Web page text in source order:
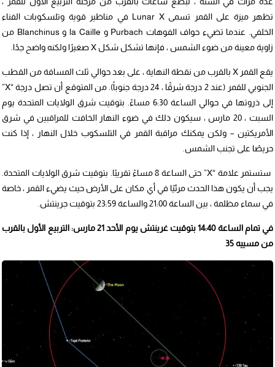
تظهر ميزة على القمر تسمى Lunar X في مناظير قوية وتلسكوبات الفناء
الخلفي. عندما تضيء حواف الفوهات Purbach و la Caille و Blanchinus من
زاوية معينة من ضوء الشمس ، فإنها تشكل شكل X صغيرًا ولكنه واضح جدًا.
يقع القمر X بالقرب من نقطة النهاية ، على بعد حوالي ثلث المسافة من القطب
الجنوبي للقمر (عند 2 درجة شرقًا ، 24 درجة جنوباً). من المتوقع أن تصل درجة “X”
إلى ذروتها في حوالي الساعة 6:30 مساءً. بتوقيت شرق الولايات المتحدة يوم
السبت ، 20 مارس ، سيكون ذلك في ضوء النهار الخافت للمراقبين في شرق
الأمريكتين – ولكن يمكنك مراقبة القمر في التلسكوب خلال النهار ، إذا كنت
حريصًا على تجنب الشمس.
ستستمر علامة “X” حتى الساعة 8 مساءً تقريبًا. بتوقيت شرق الولايات المتحدة.
يجب أن يكون هذا الحدث مرئيًا في أي مكان على الأرض حيث يضيء القمر ، خاصة
في سماء مظلمة ، بين الساعة 21:00 والساعة 23:59 بتوقيت جرينتش.
في تمام الساعة 14:40 بتوقيت غرينتش يوم الأحد 21 مارس: التربيع الأول بالقرب
من مسييه 35